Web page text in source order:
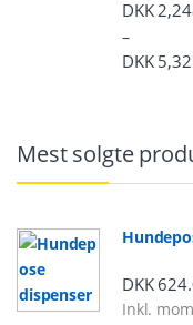
DKK
–
DKK
Mest solgte
DKK
Inkl.